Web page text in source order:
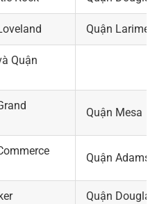
Quận Larimer
Quận
Quận Mesa
Quận Adams
Quận Douglas